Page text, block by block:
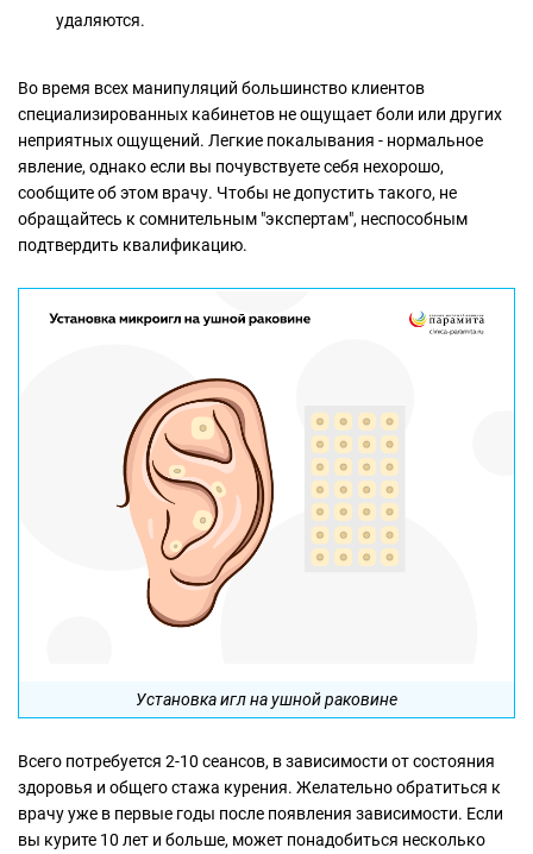
удаляются.
Во время всех манипуляций большинство клиентов
специализированных кабинетов не ощущает боли или других
неприятных ощущений. Легкие покалывания - нормальное
явление, однако если вы почувствуете себя нехорошо,
сообщите об этом врачу. Чтобы не допустить такого, не
обращайтесь к сомнительным "экспертам", неспособным
подтвердить квалификацию.
Установка игл на ушной раковине
Всего потребуется 2-10 сеансов, в зависимости от состояния
здоровья и общего стажа курения. Желательно обратиться к
врачу уже в первые годы после появления зависимости. Если
вы курите 10 лет и больше, может понадобиться несколько